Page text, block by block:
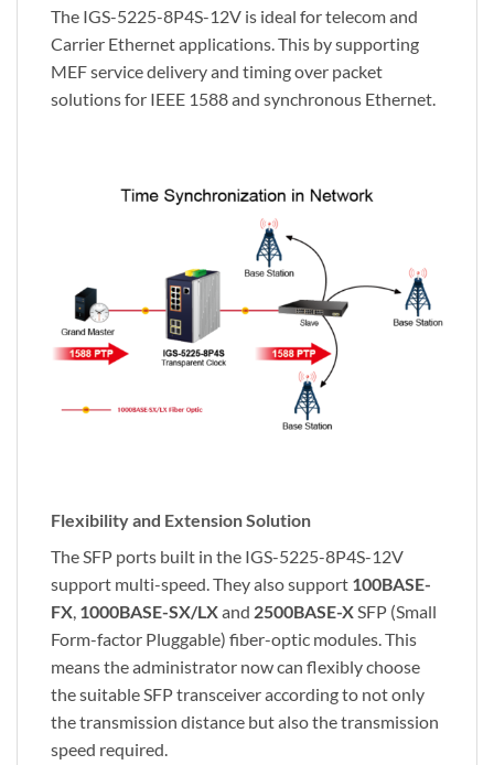
The IGS-5225-8P4S-12V is ideal for telecom and
Carrier Ethernet applications. This by supporting
MEF service delivery and timing over packet
solutions for IEEE 1588 and synchronous Ethernet.
Flexibility and Extension Solution
The SFP ports built in the IGS-5225-8P4S-12V
support multi-speed. They also support 100BASE-
FX, 1000BASE-SX/LXand 2500BASE-XSFP (Small
Form-factor Pluggable) fiber-optic modules. This
means the administrator now can flexibly choose
the suitable SFP transceiver according to not only
the transmission distance but also the transmission
speed required.